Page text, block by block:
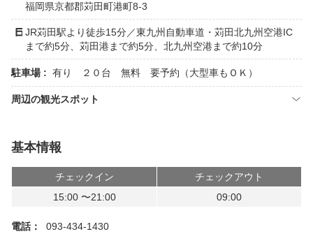
福岡県京都郡苅田町港町8-3
JR苅田駅より徒歩15分／東九州自動車道・苅田北九州空港IC
まで約5分、苅田港まで約5分、北九州空港まで約10分
駐車場 : 有り ２０台 無料 要予約（大型車もＯＫ）
周辺の観光スポット
基本情報
チェックイン
チェックアウト
15:00 〜21:00
09:00
電話：
093-434-1430